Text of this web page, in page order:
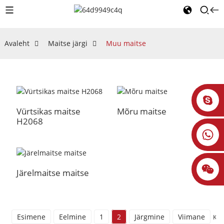
Avaleht Maitse järgi Muu maitse
Vürtsikas maitse
H2068
Mõru maitse
Järelmaitse maitse
Esimene Eelmine 1 2 Järgmine Viimane